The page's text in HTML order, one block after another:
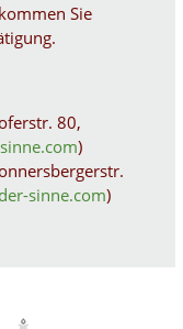
Sie
80,
)
sinne.com)